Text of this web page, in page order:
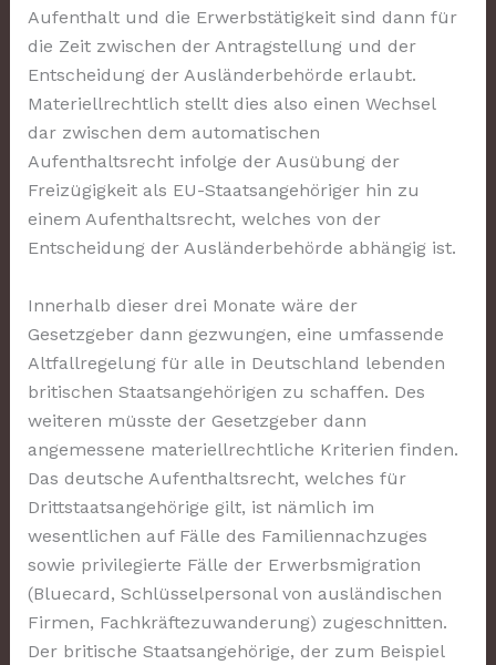
Aufenthalt und die Erwerbstätigkeit sind dann für
die Zeit zwischen der Antragstellung und der
Entscheidung der Ausländerbehörde erlaubt.
Materiellrechtlich stellt dies also einen Wechsel
dar zwischen dem automatischen
Aufenthaltsrecht infolge der Ausübung der
Freizügigkeit als EU-Staatsangehöriger hin zu
einem Aufenthaltsrecht, welches von der
Entscheidung der Ausländerbehörde abhängig ist.
Innerhalb dieser drei Monate wäre der
Gesetzgeber dann gezwungen, eine umfassende
Altfallregelung für alle in Deutschland lebenden
britischen Staatsangehörigen zu schaffen. Des
weiteren müsste der Gesetzgeber dann
angemessene materiellrechtliche Kriterien finden.
Das deutsche Aufenthaltsrecht, welches für
Drittstaatsangehörige gilt, ist nämlich im
wesentlichen auf Fälle des Familiennachzuges
sowie privilegierte Fälle der Erwerbsmigration
(Bluecard, Schlüsselpersonal von ausländischen
Firmen, Fachkräftezuwanderung) zugeschnitten.
Der britische Staatsangehörige, der zum Beispiel